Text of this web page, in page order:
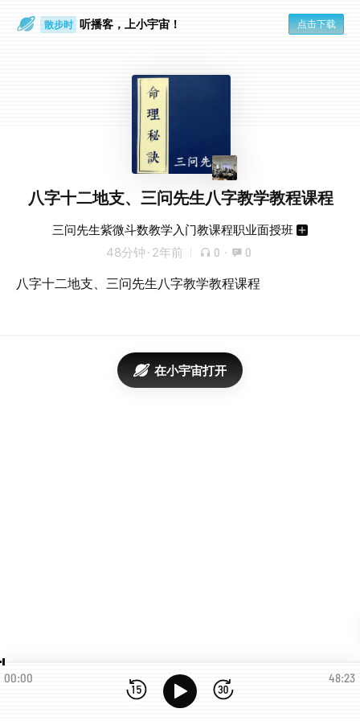
散步时 听播客，上小宇宙！ 点击下载
八字十二地支、三问先生八字教学教程课程
三问先生紫微斗数教学入门教课程职业面授班
48分钟 · 2年前 0 · 0
八字十二地支、三问先生八字教学教程课程
在小宇宙打开
00:00 48:23